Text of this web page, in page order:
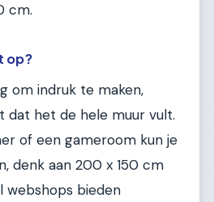
cm.
op?
om indruk te maken,
dat het de hele muur vult.
of een gameroom kun je
denk aan 200 x 150 cm
webshops bieden